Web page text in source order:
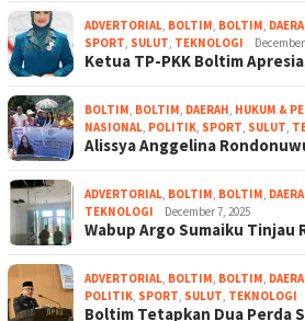
ADVERTORIAL, BOLTIM, BOLTIM,
SPORT, SULUT, TEKNOLOGI
Ketua TP-PKK Boltim
BOLTIM, BOLTIM, DAERAH, HUKUM &
NASIONAL, POLITIK, SPORT, SULUT,
Alissya Anggelina
ADVERTORIAL, BOLTIM, BOLTIM,
TEKNOLOGI
December 7, 2025
Wabup Argo Sumaiku Tinjau
ADVERTORIAL, BOLTIM, BOLTIM,
POLITIK, SPORT, SULUT, TEKNOLOGI
Boltim Tetapkan Dua Perda